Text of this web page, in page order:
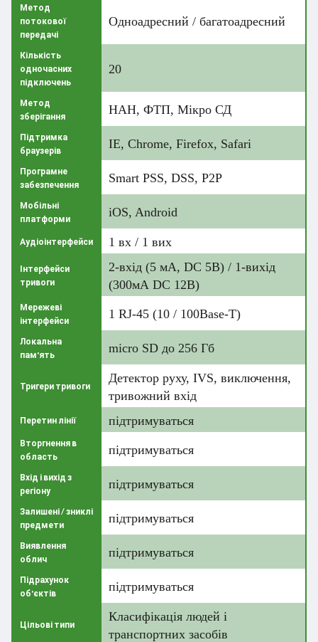
Метод
потокової
передачі
Одноадресний / багатоадресний
Кількість
одночасних
підключень
20
Метод
зберігання
НАН, ФТП, Мікро СД
Підтримка
браузерів
IE, Chrome, Firefox, Safari
Програмне
забезпечення
Smart PSS, DSS, P2P
Мобільні
платформи
iOS, Android
Аудіоінтерфейси 1 вх / 1 вих
Інтерфейси
тривоги
2-вхід (5 мА, DC 5В) / 1-вихід
(300мА DC 12В)
Мережеві
інтерфейси
1 RJ-45 (10 / 100Base-T)
Локальна
пам'ять
micro SD до 256 Гб
Тригери тривоги
Детектор руху, IVS, виключення,
тривожний вхід
Перетин лінії підтримуваться
Вторгнення в
область
підтримуваться
Вхід і вихід з
регіону
підтримуваться
Залишені / зниклі
предмети
підтримуваться
Виявлення
облич
підтримуваться
Підрахунок
об'єктів
підтримуваться
Цільові типи
Класифікація людей і
транспортних засобів